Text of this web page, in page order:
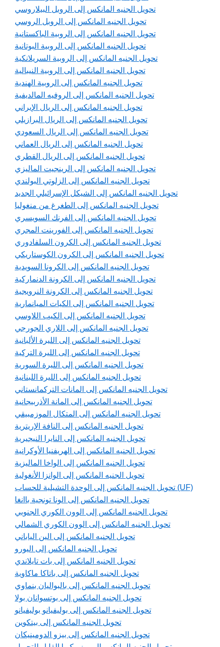
تحويل الجنيه المانكس إلى الروبل البيلاروسي
تحويل الجنيه المانكس إلى الروبل الروسي
تحويل الجنيه المانكس إلى الروبية الباكستانية
تحويل الجنيه المانكس إلى الروبية البوتانية
تحويل الجنيه المانكس إلى الروبية السريلانكية
تحويل الجنيه المانكس إلى الروبية النيبالية
تحويل الجنيه المانكس إلى الروبية الهندية
تحويل الجنيه المانكس إلى الروفيه المالديفية
تحويل الجنيه المانكس إلى الريال الإيراني
تحويل الجنيه المانكس إلى الريال البرازيلي
تحويل الجنيه المانكس إلى الريال السعودي
تحويل الجنيه المانكس إلى الريال العماني
تحويل الجنيه المانكس إلى الريال القطري
تحويل الجنيه المانكس إلى الرينجيت الماليزي
تحويل الجنيه المانكس إلى الزلوتي البولندي
تحويل الجنيه المانكس إلى الشيكل الإسرائيلي الجديد
تحويل الجنيه المانكس إلى الطغرغ من منغوليا
تحويل الجنيه المانكس إلى الفرنك السويسري
تحويل الجنيه المانكس إلى الفورينت المجري
تحويل الجنيه المانكس إلى الكرون السلفادوري
تحويل الجنيه المانكس إلى الكرون الكوستاريكي
تحويل الجنيه المانكس إلى الكرونا السويدية
تحويل الجنيه المانكس إلى الكرونة الدنماركية
تحويل الجنيه المانكس إلى الكرونة النرويجية
تحويل الجنيه المانكس إلى الكيات الميانمارية
تحويل الجنيه المانكس إلى الكيب اللاوسي
تحويل الجنيه المانكس إلى اللاري الجورجي
تحويل الجنيه المانكس إلى الليرة الألبانية
تحويل الجنيه المانكس إلى الليرة التركية
تحويل الجنيه المانكس إلى الليرة السورية
تحويل الجنيه المانكس إلى الليرة اللبنانية
تحويل الجنيه المانكس إلى المانات التركمانستاني
تحويل الجنيه المانكس إلى المانة الأذربيجانية
تحويل الجنيه المانكس إلى المتكال الموزمبيقي
تحويل الجنيه المانكس إلى النافة الإريترية
تحويل الجنيه المانكس إلى النايرا النيجيرية
تحويل الجنيه المانكس إلى الهريفنيا الأوكرانية
تحويل الجنيه المانكس إلى الواخا الماليزية
تحويل الجنيه المانكس إلى الوانزا الأنغولية
تحويل الجنيه المانكس إلى الوحدة التشيلية للحساب (UF)
تحويل الجنيه المانكس إلى الونا تونجية باانغا
تحويل الجنيه المانكس إلى الوون الكوري الجنوبي
تحويل الجنيه المانكس إلى الوون الكوري الشمالي
تحويل الجنيه المانكس إلى الين الياباني
تحويل الجنيه المانكس إلى اليورو
تحويل الجنيه المانكس إلى بات تايلاندي
تحويل الجنيه المانكس إلى باتاكا ماكاوية
تحويل الجنيه المانكس إلى بالبواليان بنماوي
تحويل الجنيه المانكس إلى بوتسوانان بولا
تحويل الجنيه المانكس إلى بوليفيانو بوليفيانو
تحويل الجنيه المانكس إلى بيتكوين
تحويل الجنيه المانكس إلى بيزو الدومينيكان